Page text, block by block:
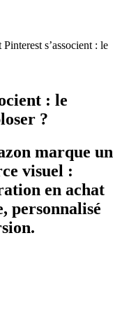
s’associent : le
: le
?
marque un
visuel :
en achat
personnalisé